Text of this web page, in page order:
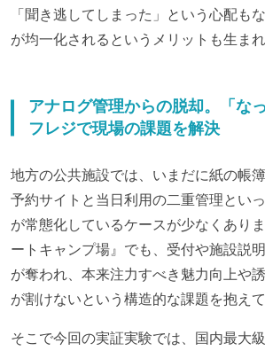
「聞き逃してしまった」という心配も
が均一化されるというメリットも生まれ
アナログ管理からの脱却。「な
フレジで現場の課題を解決
地方の公共施設では、いまだに紙の帳簿
予約サイトと当日利用の二重管理とい
が常態化しているケースが少なくあり
ートキャンプ場』でも、受付や施設説
が奪われ、本来注力すべき魅力向上や
が割けないという構造的な課題を抱えて
そこで今回の実証実験では、国内最大